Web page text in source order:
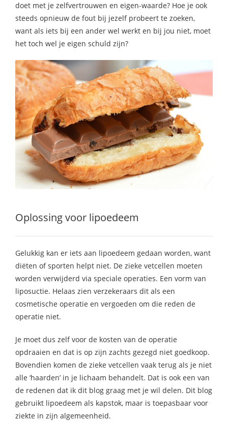
doet met je zelfvertrouwen en eigen-waarde? Hoe je ook
steeds opnieuw de fout bij jezelf probeert te zoeken,
want als iets bij een ander wel werkt en bij jou niet, moet
het toch wel je eigen schuld zijn?
Oplossing voor lipoedeem
Gelukkig kan er iets aan lipoedeem gedaan worden, want
diëten of sporten helpt niet. De zieke vetcellen moeten
worden verwijderd via speciale operaties. Een vorm van
liposuctie. Helaas zien verzekeraars dit als een
cosmetische operatie en vergoeden om die reden de
operatie niet.
Je moet dus zelf voor de kosten van de operatie
opdraaien en dat is op zijn zachts gezegd niet goedkoop.
Bovendien komen de zieke vetcellen vaak terug als je niet
alle ‘haarden’ in je lichaam behandelt. Dat is ook een van
de redenen dat ik dit blog graag met je wil delen. Dit blog
gebruikt lipoedeem als kapstok, maar is toepasbaar voor
ziekte in zijn algemeenheid.